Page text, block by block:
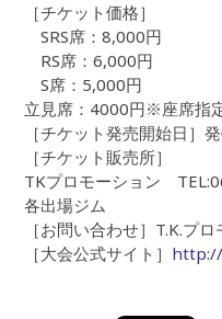
［チケット価格］
SRS席：8,000円
RS席：6,000円
S席：5,000円
立見席：4000円※座席指
［チケット発売開始日］
［チケット販売所］
TKプロモーション
各出場ジム
［お問い合わせ］T.K.プ
［大会公式サイト］